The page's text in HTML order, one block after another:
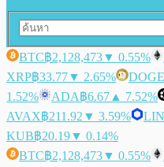
BTC฿2,128,473▼ 0.55%
XRP฿33.77▼ 2.65% DOGE
1.52%
ADA฿6.67 ▲ 7.52%
AVAX฿211.92 ▼ 3.59%
KUB฿20.19▼ 0.14%
BTC฿2,128,473▼ 0.55%